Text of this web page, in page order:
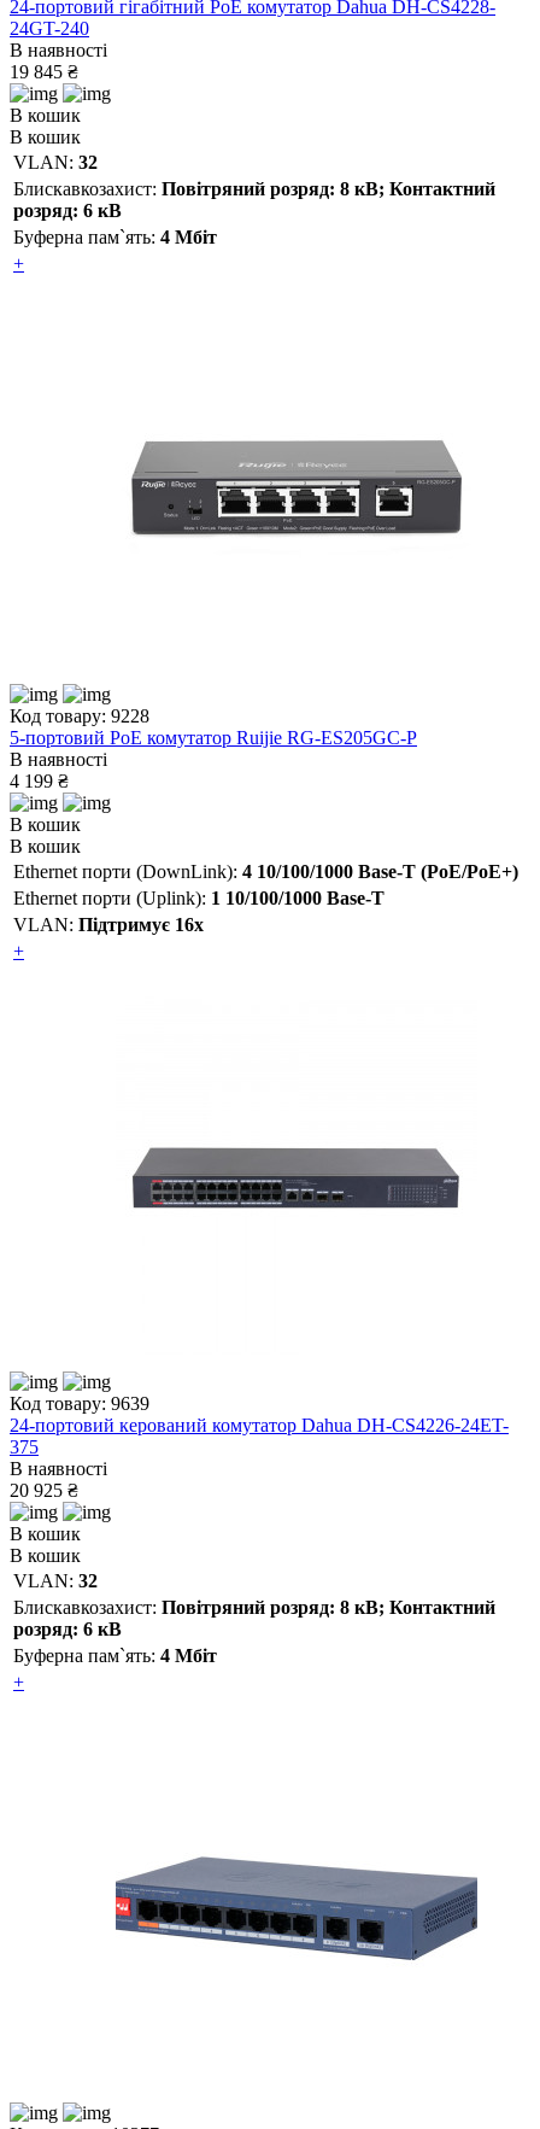
24-портовий гігабітний PoE комутатор Dahua DH-CS4228-
24GT-240
В наявності
19 845 ₴
В кошик
В кошик
VLAN: 32
Блискавкозахист: Повітряний розряд: 8 кВ; Контактний
розряд: 6 кВ
Буферна пам`ять: 4 Мбіт
+
Код товару: 9228
5-портовий PоE комутатор Ruijie RG-ES205GC-P
В наявності
4 199 ₴
В кошик
В кошик
Ethernet порти (DownLink): 4 10/100/1000 Base-T (PoE/PoE+)
Ethernet порти (Uplink): 1 10/100/1000 Base-T
VLAN: Підтримує 16х
+
Код товару: 9639
24-портовий керований комутатор Dahua DH-CS4226-24ET-
375
В наявності
20 925 ₴
В кошик
В кошик
VLAN: 32
Блискавкозахист: Повітряний розряд: 8 кВ; Контактний
розряд: 6 кВ
Буферна пам`ять: 4 Мбіт
+